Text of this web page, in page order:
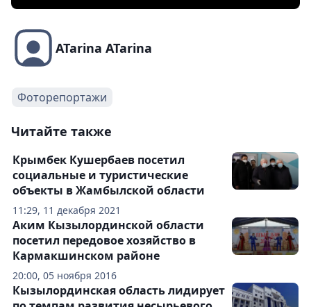
ATarina ATarina
Фоторепортажи
Читайте также
11:29, 11 декабря 2021
Крымбек Кушербаев посетил
социальные и туристические
объекты в Жамбылской области
20:00, 05 ноября 2016
Аким Кызылординской области
посетил передовое хозяйство в
Кармакшинском районе
Кызылординская область лидирует